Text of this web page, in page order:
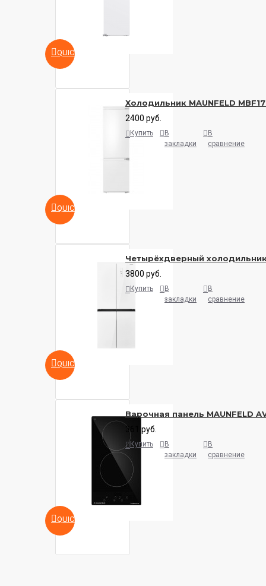
QUICKVIEW
QUICKVIEW
Холодильник MAUNFELD
2400 руб.
Купить
В
закладки
В
сравнение
QUICKVIEW
Четырёхдверный холодильник
3800 руб.
Купить
В
закладки
В
сравнение
QUICKVIEW
Варочная панель MAUNFELD
361 руб.
Купить
В
закладки
В
сравнение